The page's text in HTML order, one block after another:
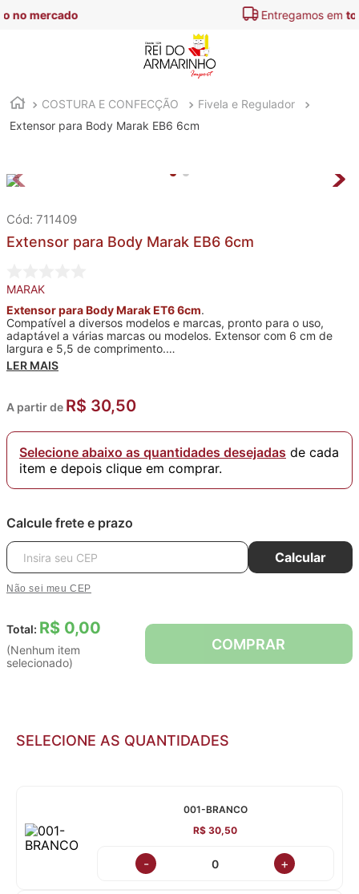
todo o Brasil
COSTURA E CONFECÇÃO
Fivela e Regulador
Extensor para Body Marak EB6 6cm
: 711409
Extensor para Body Marak EB6 6cm
MARAK
Extensor para Body Marak ET6 6cm.
Compatível a diversos modelos e marcas, pronto para o uso,
adaptável a várias marcas ou modelos. Extensor com 6 cm de
largura e 5,5 de comprimento.
Gostou? Conheça toda nossa coleção de
Embalagem: 6 Unidades
arame de aço revestido.
LER MAIS
A partir de R$ 30,50
Selecione abaixo as quantidades desejadas de cada
item e depois clique em comprar.
Calcule frete e prazo
Calcular
Não sei meu CEP
Total: R$ 0,00
(Nenhum item
selecionado)
COMPRAR
SELECIONE AS QUANTIDADES
001-BRANCO
R$ 30,50
- +